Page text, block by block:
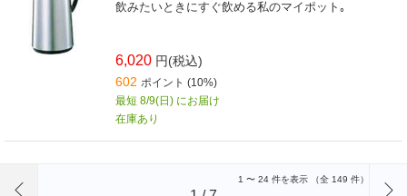
飲みたいときにすぐ飲める私のマイポット｡
6,020 円(税込)
602 ポイント (10%)
最短 8/9(日) にお届け
在庫あり
1 〜 24 件を表示 （全 149 件）